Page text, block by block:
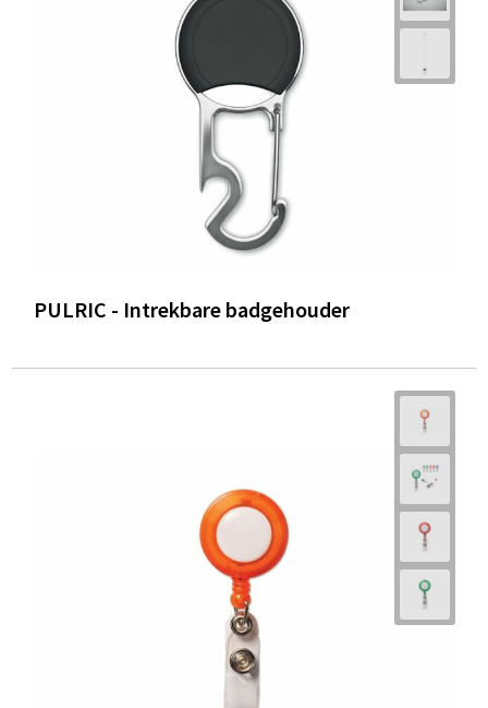
PULRIC - Intrekbare badgehouder